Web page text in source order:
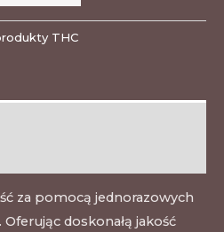
THC
za pomocą jednorazowych
doskonałą jakość